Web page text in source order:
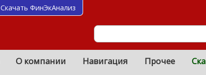
О компании Навигация Прочее
Скачать ФинЭкАнализ